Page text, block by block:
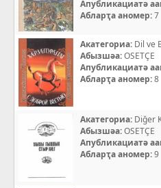
Апубликациатә
Абларҭа аномер:7
Акатегориа: Dil ve
Абызшәа:OSETÇE
Апубликациатә
Абларҭа аномер:8
Акатегориа: Diğer
Абызшәа:OSETÇE
Апубликациатә
Абларҭа аномер:9